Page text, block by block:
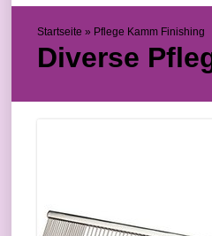
Startseite » Pflege Kamm Finishing
Diverse